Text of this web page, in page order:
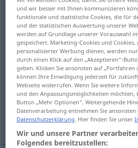
Übersicht aller Übersetzungen
(Für mehr Details die Übersetzung
отмечать <-метить, -мечу>,
обозначать <-ачить >
характеризовать, <о->
называть <-звать>
und wir besser mit Ihnen kommunizieren
funktionale und statistische Cookies, die für
und der statistischen Auswertung unserer
werden auf Grundlage unserer Vorauswahl
gespeichert. Marketing-Cookies und
personalisierter Werbung dienen, werden
durch einen Klick auf den „Akzeptieren“-
geben. Klicken Sie ansonsten auf „Fortfahren
können Ihre Einwilligung jederzeit für
Webseite widerrufen. Wenn Sie weitere
und den Anpassungsmöglichkeiten möchten,
Button „Mehr Optionen“. Weitergehende
Datenverarbeitung entnehmen Sie ansonsten
Datenschutzerklärung. Hier finden Sie unser
Wir und unsere Partner
Folgendes bereitzustellen: